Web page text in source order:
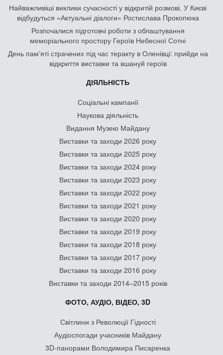
Найважливіші виклики сучасності у відкритій розмові. У Києві
відбудуться «Актуальні діалоги» Ростислава Прокопюка
Розпочалися підготовчі роботи з облаштування
меморіального простору Героїв Небесної Сотні
День памʼяті страчених під час теракту в Оленівці: прийди на
відкриття виставки та вшануй героїв
ДІЯЛЬНІСТЬ
Соціальні кампанії
Наукова діяльність
Видання Музею Майдану
Виставки та заходи 2026 року
Виставки та заходи 2025 року
Виставки та заходи 2024 року
Виставки та заходи 2023 року
Виставки та заходи 2022 року
Виставки та заходи 2021 року
Виставки та заходи 2020 року
Виставки та заходи 2019 року
Виставки та заходи 2018 року
Виставки та заходи 2017 року
Виставки та заходи 2016 року
Виставки та заходи 2014–2015 років
ФОТО, АУДІО, ВІДЕО, 3D
Світлини з Революції Гідності
Аудіоспогади учасників Майдану
3D-панорами Володимира Писаренка